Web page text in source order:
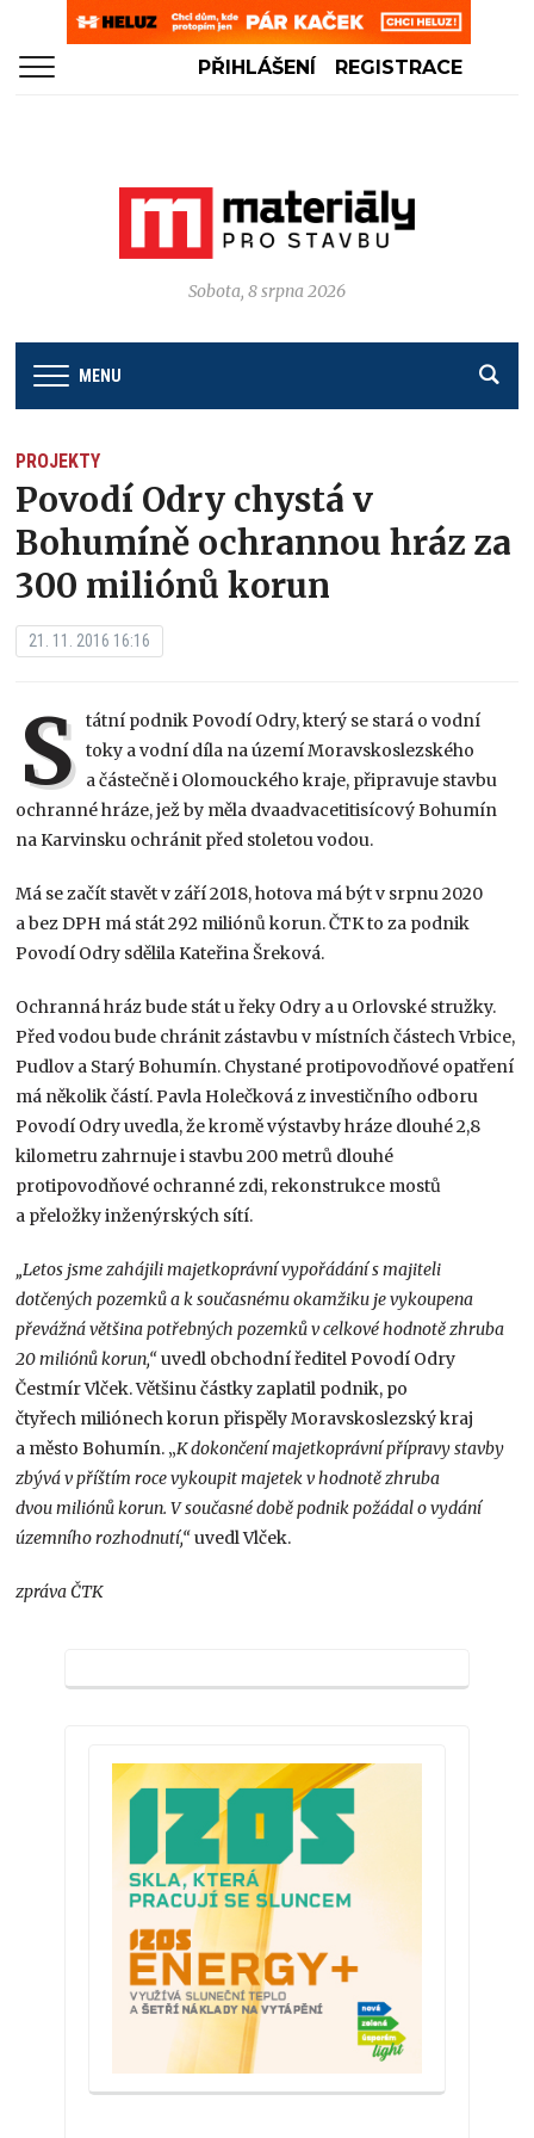
PŘIHLÁŠENÍ REGISTRACE
Sobota, 8 srpna 2026
MENU
PROJEKTY
Povodí Odry chystá v
Bohumíně ochrannou hráz za
300 miliónů korun
21. 11. 2016 16:16
S tátní podnik Povodí Odry, který se stará o vodní
toky a vodní díla na území Moravskoslezského
a částečně i Olomouckého kraje, připravuje stavbu
ochranné hráze, jež by měla dvaadvacetitisícový Bohumín
na Karvinsku ochránit před stoletou vodou.
Má se začít stavět v září 2018, hotova má být v srpnu 2020
a bez DPH má stát 292 miliónů korun. ČTK to za podnik
Povodí Odry sdělila Kateřina Šreková.
Ochranná hráz bude stát u řeky Odry a u Orlovské stružky.
Před vodou bude chránit zástavbu v místních částech Vrbice,
Pudlov a Starý Bohumín. Chystané protipovodňové opatření
má několik částí. Pavla Holečková z investičního odboru
Povodí Odry uvedla, že kromě výstavby hráze dlouhé 2,8
kilometru zahrnuje i stavbu 200 metrů dlouhé
protipovodňové ochranné zdi, rekonstrukce mostů
a přeložky inženýrských sítí.
„Letos jsme zahájili majetkoprávní vypořádání s majiteli
dotčených pozemků a k současnému okamžiku je vykoupena
převážná většina potřebných pozemků v celkové hodnotě zhruba
20 miliónů korun,“uvedl obchodní ředitel Povodí Odry
Čestmír Vlček. Většinu částky zaplatil podnik, po
čtyřech miliónech korun přispěly Moravskoslezský kraj
a město Bohumín. „K dokončení majetkoprávní přípravy stavby
zbývá v příštím roce vykoupit majetek v hodnotě zhruba
dvou miliónů korun. V současné době podnik požádal o vydání
územního rozhodnutí,“uvedl Vlček.
zpráva ČTK